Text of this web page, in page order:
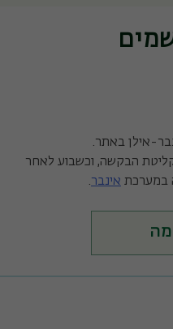
אילן באתר.
הבקשה, וכשבוע לאחר
במערכת אינבר.